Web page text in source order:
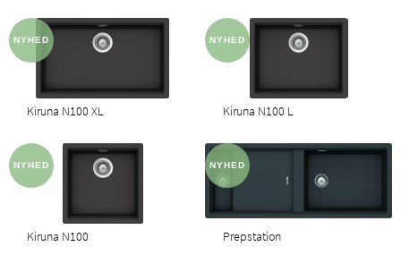
Kiruna N100 XL Kiruna N100 L
Kiruna N100 Prepstation